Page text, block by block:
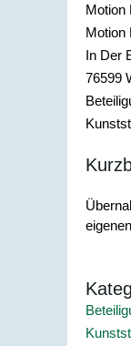
Motion
Motion
In Der
76599